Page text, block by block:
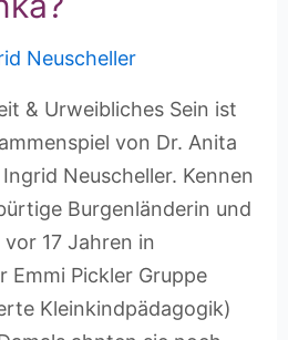
Neuscheller
& Urweibliches Sein ist
von Dr. Anita
Neuscheller. Kennen
Burgenländerin und
17 Jahren in
Emmi Pickler Gruppe
Kleinkindpädagogik)